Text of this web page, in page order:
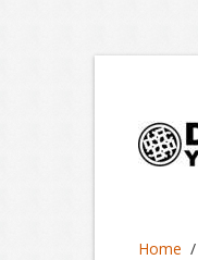
Home /